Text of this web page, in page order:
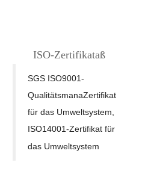
ISO-Zertifikataß
SGS ISO9001-
QualitätsmanaZertifikat
für das Umweltsystem,
ISO14001-Zertifikat für
das Umweltsystem